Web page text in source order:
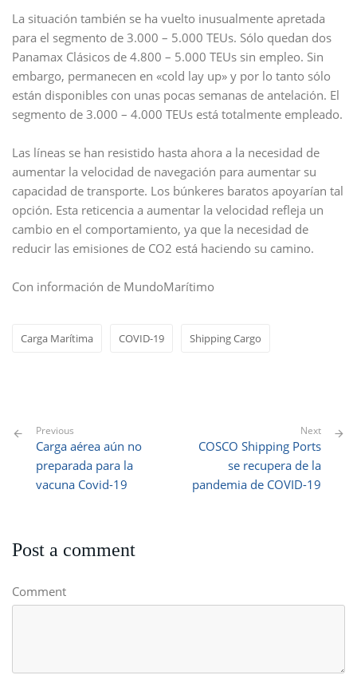
La situación también se ha vuelto inusualmente apretada
para el segmento de 3.000 – 5.000 TEUs. Sólo quedan dos
Panamax Clásicos de 4.800 – 5.000 TEUs sin empleo. Sin
embargo, permanecen en «cold lay up» y por lo tanto sólo
están disponibles con unas pocas semanas de antelación. El
segmento de 3.000 – 4.000 TEUs está totalmente empleado.
Las líneas se han resistido hasta ahora a la necesidad de
aumentar la velocidad de navegación para aumentar su
capacidad de transporte. Los búnkeres baratos apoyarían tal
opción. Esta reticencia a aumentar la velocidad refleja un
cambio en el comportamiento, ya que la necesidad de
reducir las emisiones de CO2 está haciendo su camino.
Con información de MundoMarítimo
Carga Marítima COVID-19 Shipping Cargo
Previous
Carga aérea aún no
preparada para la
vacuna Covid-19
Next
COSCO Shipping Ports
se recupera de la
pandemia de COVID-19
Post a comment
Comment